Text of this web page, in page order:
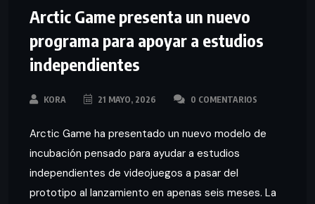
Arctic Game presenta un nuevo
programa para apoyar a estudios
independientes
KORA 21 MAYO, 2026 0 COMENTARIOS
Arctic Game ha presentado un nuevo modelo de
incubación pensado para ayudar a estudios
independientes de videojuegos a pasar del
prototipo al lanzamiento en apenas seis meses. La